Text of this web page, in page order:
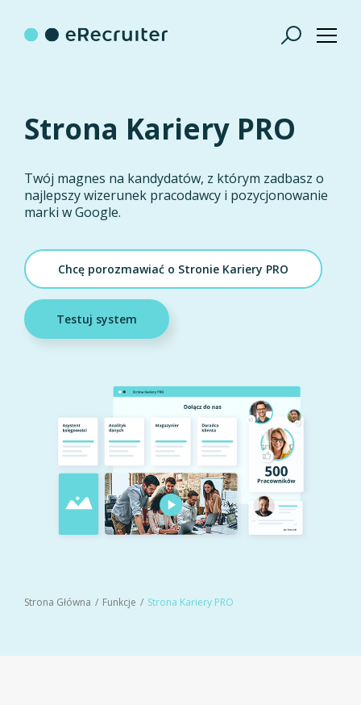
Strona Kariery PRO
Twój magnes na kandydatów, z którym zadbasz o
najlepszy wizerunek pracodawcy i pozycjonowanie
marki w Google.
Chcę porozmawiać o Stronie Kariery PRO
Testuj system
Strona Główna Funkcje Strona Kariery PRO